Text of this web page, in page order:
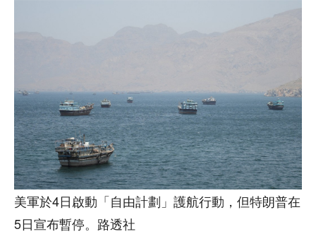
美軍於4日啟動「自由計劃」護航行動，但特朗普在
5日宣布暫停。路透社